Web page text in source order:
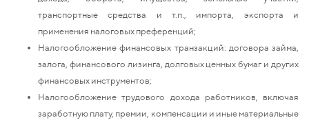
транспортные средства и т.п., импорта, экспорта и
применения налоговых преференций;
Налогообложение финансовых транзакций: договора займа,
залога, финансового лизинга, долговых ценных бумаг и других
финансовых инструментов;
Налогообложение трудового дохода работников, включая
заработную плату, премии, компенсации и иные материальные